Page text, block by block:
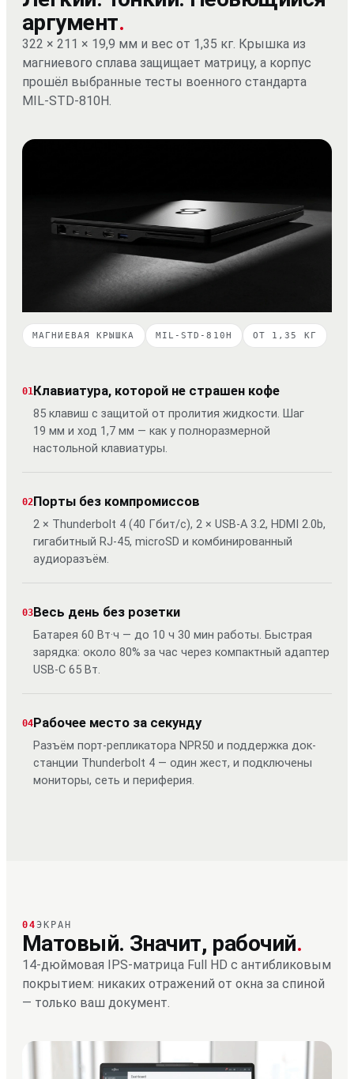
аргумент.
322 × 211 × 19,9 мм и вес от 1,35 кг. Крышка из
магниевого сплава защищает матрицу, а корпус
прошёл выбранные тесты военного стандарта
MIL-STD-810H.
МАГНИЕВАЯ КРЫШКА MIL-STD-810H ОТ 1,35 КГ
01 Клавиатура, которой не страшен кофе
85 клавиш с защитой от пролития жидкости. Шаг
19 мм и ход 1,7 мм — как у полноразмерной
настольной клавиатуры.
02Порты без компромиссов
2 × Thunderbolt 4 (40 Гбит/с), 2 × USB-A 3.2, HDMI 2.0b,
гигабитный RJ-45, microSD и комбинированный
аудиоразъём.
03Весь день без розетки
Батарея 60 Вт·ч — до 10 ч 30 мин работы. Быстрая
зарядка: около 80% за час через компактный адаптер
USB-C 65 Вт.
04Рабочее место за секунду
Разъём порт-репликатора NPR50 и поддержка док-
станции Thunderbolt 4 — один жест, и подключены
мониторы, сеть и периферия.
04ЭКРАН
Матовый. Значит, рабочий.
14-дюймовая IPS-матрица Full HD с антибликовым
покрытием: никаких отражений от окна за спиной
— только ваш документ.